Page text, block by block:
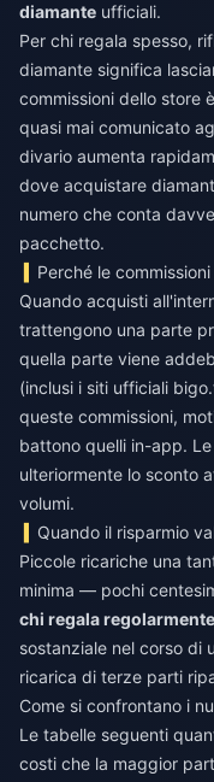
diamante ufficiali.
Per chi regala spesso,
diamante significa
commissioni dello store
quasi mai comunicato
divario aumenta
dove acquistare
numero che conta
pacchetto.
Perché le
Quando acquisti
trattengono una parte
quella parte viene
(inclusi i siti ufficiali
queste commissioni,
battono quelli in-app.
ulteriormente lo sconto
volumi.
Quando il risparmio
Piccole ricariche una
minima — pochi
chi regala regolarmente
sostanziale nel corso di
ricarica di terze parti
Come si confrontano i
Le tabelle seguenti
costi che la maggior